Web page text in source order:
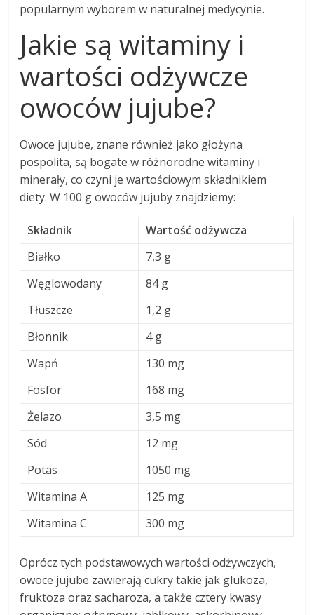
popularnym wyborem w naturalnej medycynie.
Jakie są witaminy i
wartości odżywcze
owoców jujube?
Owoce jujube, znane również jako głożyna
pospolita, są bogate w różnorodne witaminy i
minerały, co czyni je wartościowym składnikiem
diety. W 100 g owoców jujuby znajdziemy:
Składnik
Wartość odżywcza
Białko
7,3 g
Węglowodany
84 g
Tłuszcze
1,2 g
Błonnik
4 g
Wapń
130 mg
Fosfor
168 mg
Żelazo
3,5 mg
Sód
12 mg
Potas
1050 mg
Witamina A
125 mg
Witamina C
300 mg
Oprócz tych podstawowych wartości odżywczych,
owoce jujube zawierają cukry takie jak glukoza,
fruktoza oraz sacharoza, a także cztery kwasy